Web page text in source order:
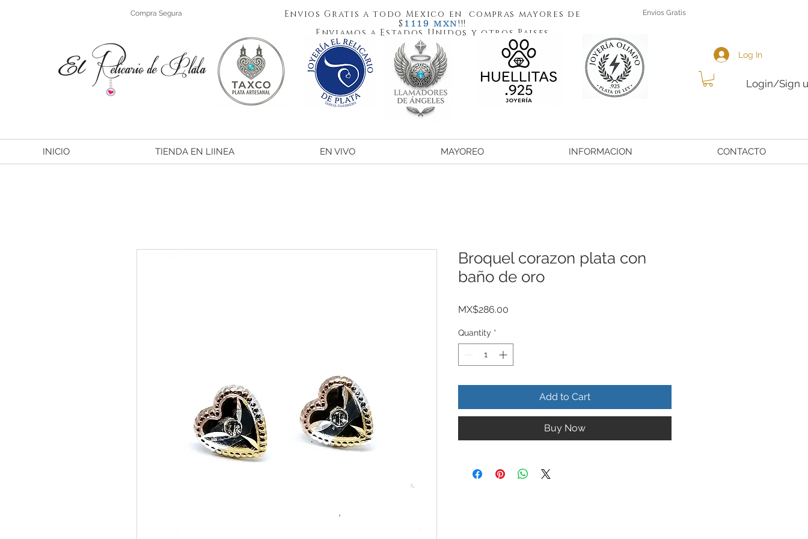
Compra Segura
Envios Gratis a todo Mexico en compras mayores de
$ 1119 MXN!!!
Enviamos a Estados Unidos y otros Paises
Envios Gratis
Login/Sign
Log In
INICIO TIENDA EN LIINEA EN VIVO MAYOREO INFORMACION CONTACTO
Broquel corazon plata con
baño de oro
MX$286.00
Quantity *
Add to Cart
Buy Now